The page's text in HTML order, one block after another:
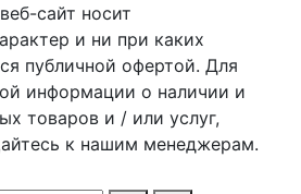
сайт носит
и ни при каких
публичной офертой. Для
информации о наличии и
товаров и / или услуг,
к нашим менеджерам.